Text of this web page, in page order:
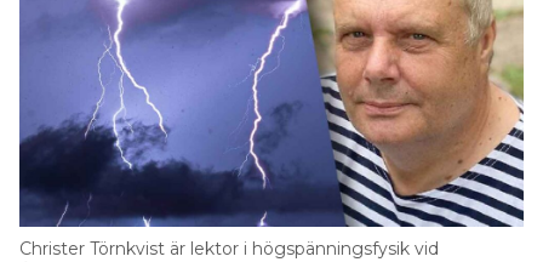
Läs E-tidningen
Om tidningen
Kontakt
Personuppgifter
Search for:
Christer Törnkvist är lektor i högspänningsfysik vid